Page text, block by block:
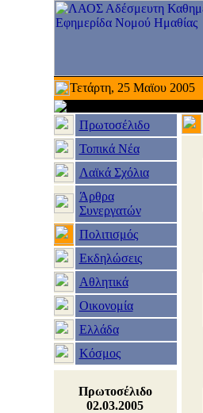
Τετάρτη, 25 Μαϊου 2005
Πρωτοσέλιδο
Τοπικά Νέα
Λαϊκά Σχόλια
Άρθρα
Συνεργατών
Πολιτισμός
Εκδηλώσεις
Αθλητικά
Οικονομία
Ελλάδα
Κόσμος
Πρωτοσέλιδο
02.03.2005